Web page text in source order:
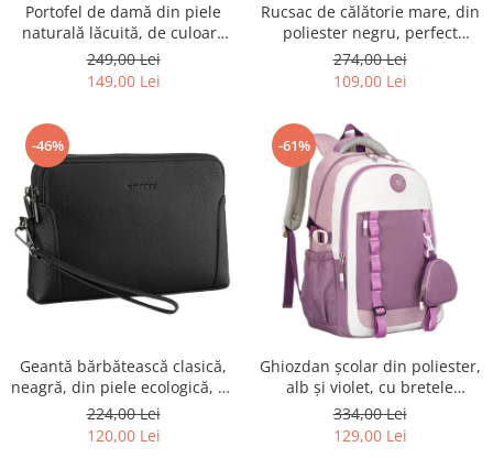
Portofel de damă din piele
naturală lăcuită, de culoare
bej, cu închidere cu capsă -
Peterson
249,00 Lei
149,00 Lei
Rucsac de călătorie mare, din
poliester negru, perfect
pentru bagajul de mână -
Rovicky PTR-R-BHX-05-1020
274,00 Lei
109,00 Lei
-46%
Geantă bărbătească clasică,
neagră, din piele ecologică, cu
fermoar - Rovicky PTR-R-SDR-
01-1631 BLACK
224,00 Lei
120,00 Lei
-61%
Ghiozdan școlar din poliester,
alb și violet, cu bretele
reglabile - Peterson PTR-PTN
8603-1303 PURPLE
334,00 Lei
129,00 Lei